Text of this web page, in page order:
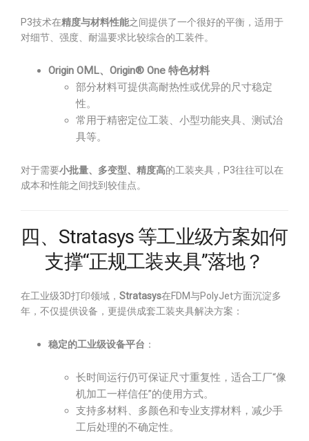
P3技术在精度与材料性能之间提供了一个很好的平衡，适用于
对细节、强度、耐温要求比较综合的工装件。
Origin OML、Origin® One 特色材料
部分材料可提供高耐热性或优异的尺寸稳定
性。
常用于精密定位工装、小型功能夹具、测试治
具等。
对于需要小批量、多变型、精度高的工装夹具，P3往往可以在
成本和性能之间找到较佳点。
四、Stratasys 等工业级方案如何
支撑“正规工装夹具”落地？
在工业级3D打印领域， Stratasys在FDM与PolyJet方面沉淀多
年，不仅提供设备，更提供成套工装夹具解决方案：
稳定的工业级设备平台 ：
长时间运行仍可保证尺寸重复性，适合工厂“像
机加工一样信任”的使用方式。
支持多材料、多颜色和专业支撑材料，减少手
工后处理的不确定性。